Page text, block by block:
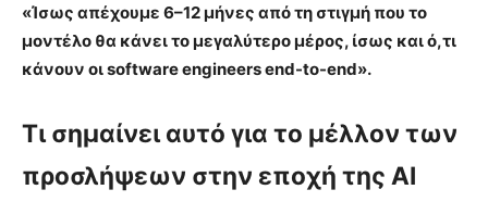
«Ίσως απέχουμε 6–12 μήνες από τη στιγμή που το
μοντέλο θα κάνει το μεγαλύτερο μέρος, ίσως και ό,τι
κάνουν οι software engineers end-to-end».
Τι σημαίνει αυτό για το μέλλον των
προσλήψεων στην εποχή της AI